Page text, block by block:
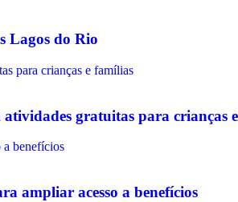
Lagos do Rio
gratuitas para crianças
ampliar acesso a benefícios